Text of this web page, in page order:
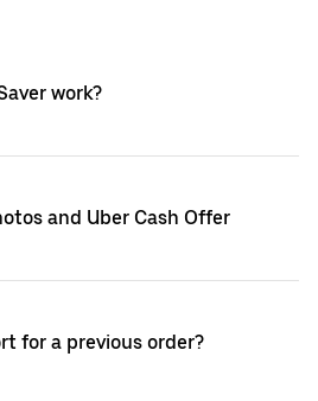
work?
and Uber Cash Offer
for a previous order?